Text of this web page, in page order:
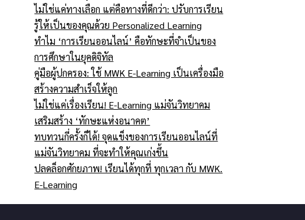
ไม่ใช่แค่ทางเลือก แต่คือทางที่ดีกว่า: ปรับการเรียน
รู้ให้เป็นของคุณด้วย Personalized Learning
ทำไม ‘การเรียนออนไลน์’ คือทักษะที่จำเป็นของ
การศึกษาในยุคดิจิทัล
คู่มือผู้ปกครอง: ใช้ MWK E-Learning เป็นเครื่องมือ
สร้างความสำเร็จให้ลูก
ไม่ใช่แค่เรื่องเรียน! E-Learning แม่จันวิทยาคม
เสริมสร้าง ‘ทักษะแห่งอนาคต’
ทบทวนกี่ครั้งก็ได้! จุดแข็งของการเรียนออนไลน์ที่
แม่จันวิทยาคม ที่จะทำให้คุณเก่งขึ้น
ปลดล็อกศักยภาพ! เรียนได้ทุกที่ ทุกเวลา กับ MWK.
E-Learning